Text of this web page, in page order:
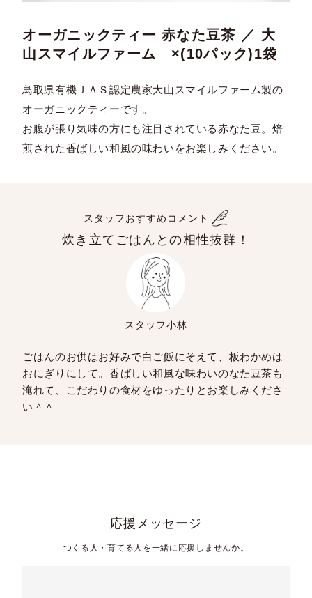
オーガニックティー 赤なた豆茶 ／ 大
山スマイルファーム ×(10パック)1袋
鳥取県有機ＪＡＳ認定農家大山スマイルファーム製の
オーガニックティーです。
お腹が張り気味の方にも注目されている赤なた豆。焙
煎された香ばしい和風の味わいをお楽しみください。
スタッフおすすめコメント
炊き立てごはんとの相性抜群！
スタッフ小林
ごはんのお供はお好みで白ご飯にそえて、板わかめは
おにぎりにして。香ばしい和風な味わいのなた豆茶も
淹れて、こだわりの食材をゆったりとお楽しみくださ
い＾＾
応援メッセージ
つくる人・育てる人を一緒に応援しませんか。